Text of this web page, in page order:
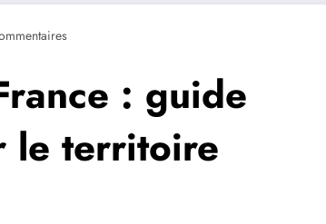
: guide
le territoire